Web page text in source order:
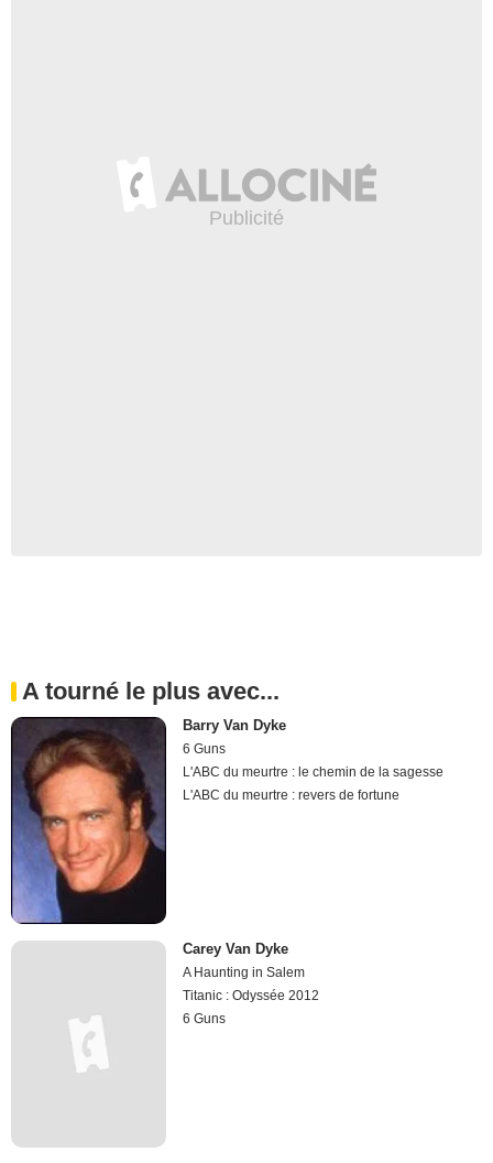
A tourné le plus avec...
Barry Van Dyke
6 Guns
L'ABC du meurtre : le chemin de la sagesse
L'ABC du meurtre : revers de fortune
Carey Van Dyke
A Haunting in Salem
Titanic : Odyssée 2012
6 Guns